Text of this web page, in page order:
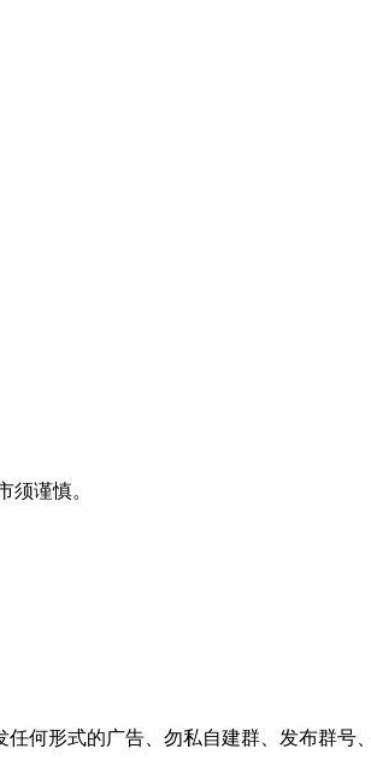
须谨慎。
任何形式的广告、勿私自建群、发布群号